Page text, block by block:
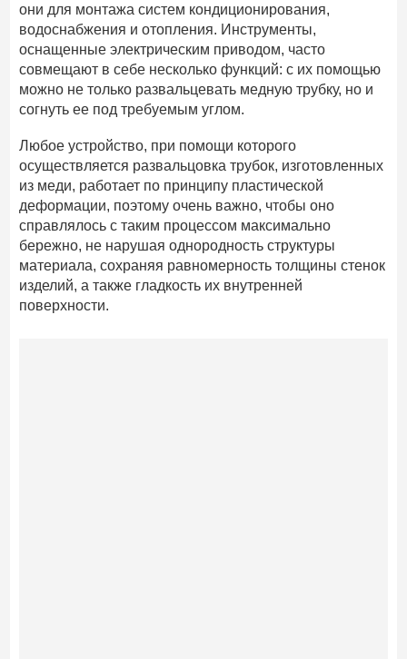
они для монтажа систем кондиционирования,
водоснабжения и отопления. Инструменты,
оснащенные электрическим приводом, часто
совмещают в себе несколько функций: с их помощью
можно не только развальцевать медную трубку, но и
согнуть ее под требуемым углом.
Любое устройство, при помощи которого
осуществляется развальцовка трубок, изготовленных
из меди, работает по принципу пластической
деформации, поэтому очень важно, чтобы оно
справлялось с таким процессом максимально
бережно, не нарушая однородность структуры
материала, сохраняя равномерность толщины стенок
изделий, а также гладкость их внутренней
поверхности.